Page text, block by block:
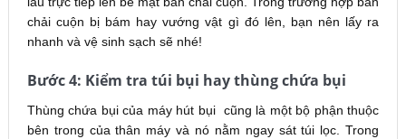
chải cuộn bị bám hay vướng vật gì đó lên, bạn nên lấy ra
nhanh và vệ sinh sạch sẽ nhé!
Bước 4: Kiểm tra túi bụi hay thùng chứa bụi
Thùng chứa bụi của máy hút bụi cũng là một bộ phận thuộc
bên trong của thân máy và nó nằm ngay sát túi lọc. Trong